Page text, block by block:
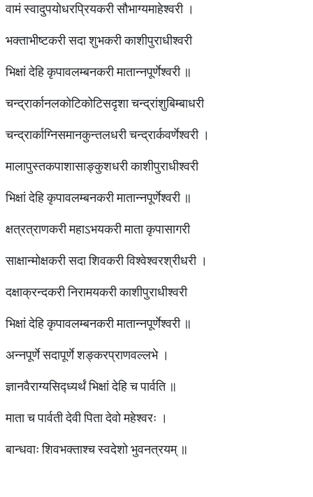
वामं स्वादुपयोधरप्रियकरी सौभाग्यमाहेश्वरी ।
भक्ताभीष्टकरी सदा शुभकरी काशीपुराधीश्वरी
भिक्षां देहि कृपावलम्बनकरी मातान्नपूर्णेश्वरी ॥
चन्द्रार्कानलकोटिकोटिसदृशा चन्द्रांशुबिम्बाधरी
चन्द्रार्काग्निसमानकुन्तलधरी चन्द्रार्कवर्णेश्वरी ।
मालापुस्तकपाशासाङ्कुशधरी काशीपुराधीश्वरी
भिक्षां देहि कृपावलम्बनकरी मातान्नपूर्णेश्वरी ॥
क्षत्रत्राणकरी महाऽभयकरी माता कृपासागरी
साक्षान्मोक्षकरी सदा शिवकरी विश्वेश्वरश्रीधरी ।
दक्षाक्रन्दकरी निरामयकरी काशीपुराधीश्वरी
भिक्षां देहि कृपावलम्बनकरी मातान्नपूर्णेश्वरी ॥
अन्नपूर्णे सदापूर्णे शङ्करप्राणवल्लभे ।
ज्ञानवैराग्यसिद्ध्यर्थं भिक्षां देहि च पार्वति ॥
माता च पार्वती देवी पिता देवो महेश्वरः ।
बान्धवाः शिवभक्ताश्च स्वदेशो भुवनत्रयम् ॥